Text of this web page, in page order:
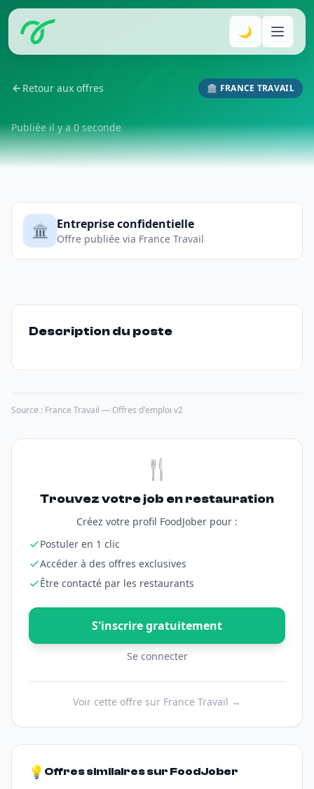
🌙
Retour aux offres 🏛️ FRANCE TRAVAIL
Publiée il y a 0 seconde
🏛️ Entreprise confidentielle
Offre publiée via France Travail
Description du poste
Source : France Travail — Offres d'emploi v2
🍴
Trouvez votre job en restauration
Créez votre profil FoodJober pour :
Postuler en 1 clic
Accéder à des offres exclusives
Être contacté par les restaurants
S'inscrire gratuitement
Se connecter
Voir cette offre sur France Travail →
💡 Offres similaires sur FoodJober